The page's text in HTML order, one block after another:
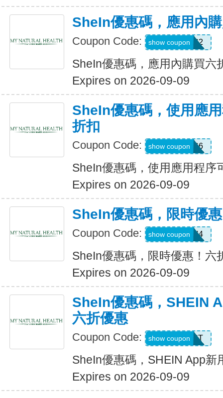
SheIn優惠碼，應用內
Coupon Code: B23FDG2
show coupon
SheIn優惠碼，應用內購買六
Expires on 2026-09-09
SheIn優惠碼，使用應
折扣
Coupon Code: 295KHS6
show coupon
SheIn優惠碼，使用應用程序
Expires on 2026-09-09
SheIn優惠碼，限時優
Coupon Code: HFNH4
show coupon
SheIn優惠碼，限時優惠！六
Expires on 2026-09-09
SheIn優惠碼，SHEIN
六折優惠
Coupon Code: D4K6T
show coupon
SheIn優惠碼，SHEIN App新
Expires on 2026-09-09